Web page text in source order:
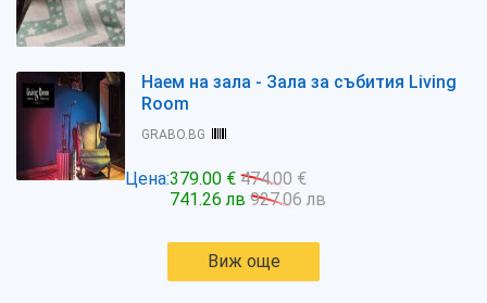
Наем на зала - Зала за събития Living
Room
GRABO.BG
Цена:379.00 € 474.00 €
741.26 лв 927.06 лв
Виж още